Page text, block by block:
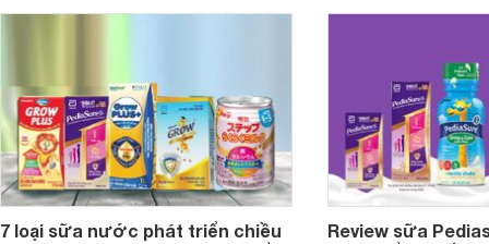
Pediasure Grow &amp; Gain hiện nay
cùng Websosanh.vn
7 loại sữa nước phát triển chiều
Review sữa